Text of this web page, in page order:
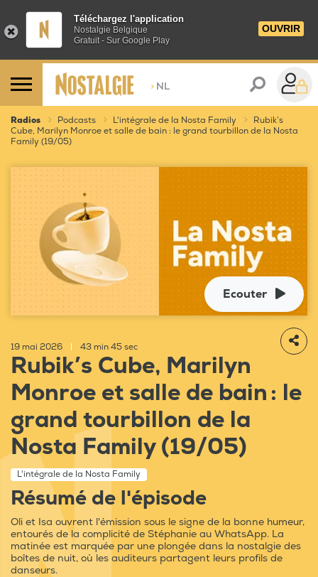
Téléchargez l'application
Nostalgie Belgique
Gratuit - Sur Google Play
OUVRIR
> NL
Radios Podcasts L'intégrale de la Nosta Family
Rubik’s
Cube, Marilyn Monroe et salle de bain : le grand tourbillon de la Nosta
Family (19/05)
Ecouter
19 mai 2026 43 min 45 sec
Rubik’s Cube, Marilyn
Monroe et salle de bain : le
grand tourbillon de la
Nosta Family (19/05)
L'intégrale de la Nosta Family
Résumé de l'épisode
Oli et Isa ouvrent l'émission sous le signe de la bonne humeur,
entourés de la complicité de Stéphanie au WhatsApp. La
matinée est marquée par une plongée dans la nostalgie des
boîtes de nuit, où les auditeurs partagent leurs profils de
danseurs.